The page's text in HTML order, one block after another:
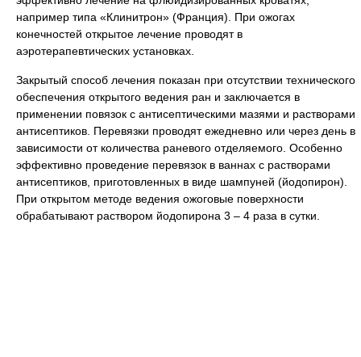
например типа «Клинитрон» (Франция). При ожогах
конечностей открытое лечение проводят в
аэротерапевтических установках.
Закрытый способ лечения показан при отсутствии технического
обеспечения открытого ведения ран и заключается в
применении повязок с антисептическими мазями и растворами
антисептиков. Перевязки проводят ежедневно или через день в
зависимости от количества раневого отделяемого. Особенно
эффективно проведение перевязок в ваннах с растворами
антисептиков, приготовленных в виде шампуней (йодопирон).
При открытом методе ведения ожоговые поверхности
обрабатывают раствором йодопирона 3 – 4 раза в сутки.